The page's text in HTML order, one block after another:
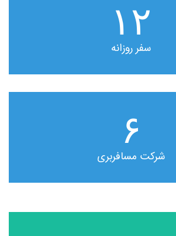
۱۲
سفر روزانه
۶
شرکت مسافربری